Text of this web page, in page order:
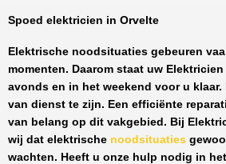
Spoed elektricien in Orvelte
Elektrische noodsituaties gebeuren
momenten. Daarom staat uw Elektricien
avonds en in het weekend voor u
van dienst te zijn. Een efficiënte
van belang op dit vakgebied. Bij
wij dat elektrische noodsituaties
wachten. Heeft u onze hulp nodig in